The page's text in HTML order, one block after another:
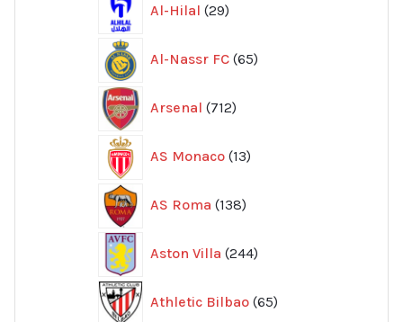
Al-Hilal 29
produkter
Al-Nassr FC 65
produkter
Arsenal 712
produkter
AS Monaco 13
produkter
AS Roma 138
produkter
Aston Villa 244
produkter
Athletic Bilbao 65
produkter